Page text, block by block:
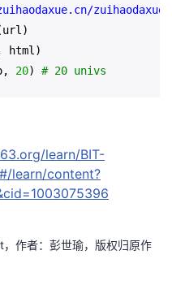
html)
20) # 20 univs
learn/BIT-
learn/content?
作者：彭世瑜，版权归原作